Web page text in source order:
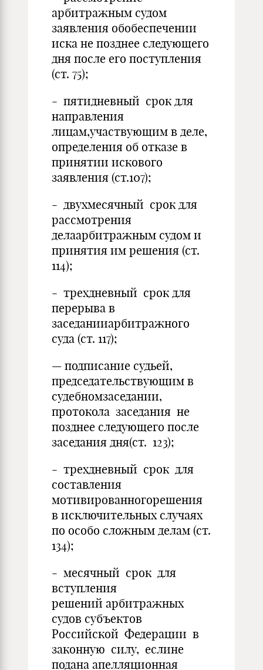
арбитражным судом
заявления обобеспечении
иска не позднее следующего
дня после его поступления
(ст. 75);
- пятидневный срок для
направления
лицам,участвующим в деле,
определения об отказе в
принятии искового
заявления (ст.107);
- двухмесячный срок для
рассмотрения
делаарбитражным судом и
принятия им решения (ст.
114);
- трехдневный срок для
перерыва в
заседанииарбитражного
суда (ст. 117);
— подписание судьей,
председательствующим в
судебномзаседании,
протокола заседания не
позднее следующего после
заседания дня(ст. 123);
- трехдневный срок для
составления
мотивированногорешения
в исключительных случаях
по особо сложным делам (ст.
134);
- месячный срок для
вступления
решений арбитражных
судов субъектов
Российской Федерации в
законную силу, еслине
подана апелляционная